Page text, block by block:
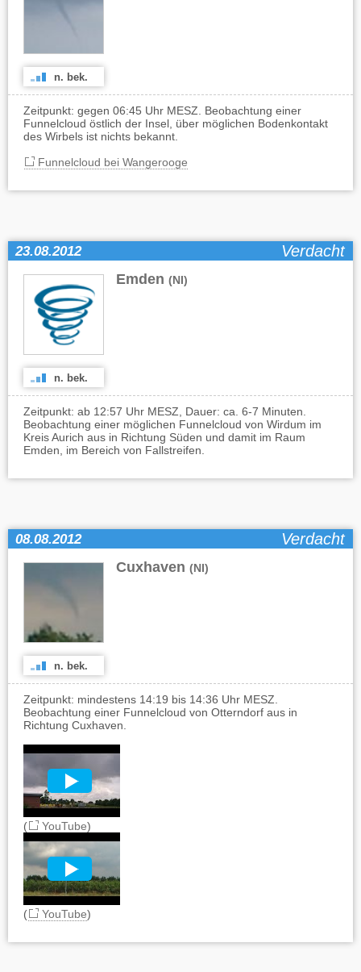
n. bek.
Zeitpunkt: gegen 06:45 Uhr MESZ. Beobachtung einer
Funnelcloud östlich der Insel, über möglichen Bodenkontakt
des Wirbels ist nichts bekannt.
Funnelcloud bei Wangerooge
23.08.2012 Verdacht
Emden (NI)
n. bek.
Zeitpunkt: ab 12:57 Uhr MESZ, Dauer: ca. 6-7 Minuten.
Beobachtung einer möglichen Funnelcloud von Wirdum im
Kreis Aurich aus in Richtung Süden und damit im Raum
Emden, im Bereich von Fallstreifen.
08.08.2012 Verdacht
Cuxhaven (NI)
n. bek.
Zeitpunkt: mindestens 14:19 bis 14:36 Uhr MESZ.
Beobachtung einer Funnelcloud von Otterndorf aus in
Richtung Cuxhaven.
( YouTube)
( YouTube)